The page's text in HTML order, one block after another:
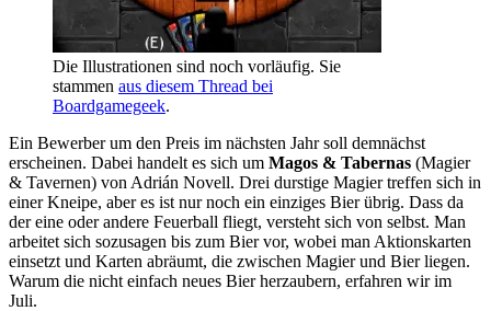
Die Illustrationen sind noch vorläufig. Sie
stammen aus diesem Thread bei
Boardgamegeek.
Ein Bewerber um den Preis im nächsten Jahr soll demnächst
erscheinen. Dabei handelt es sich um Magos & Tabernas (Magier
& Tavernen) von Adrián Novell. Drei durstige Magier treffen sich in
einer Kneipe, aber es ist nur noch ein einziges Bier übrig. Dass da
der eine oder andere Feuerball fliegt, versteht sich von selbst. Man
arbeitet sich sozusagen bis zum Bier vor, wobei man Aktionskarten
einsetzt und Karten abräumt, die zwischen Magier und Bier liegen.
Warum die nicht einfach neues Bier herzaubern, erfahren wir im
Juli.